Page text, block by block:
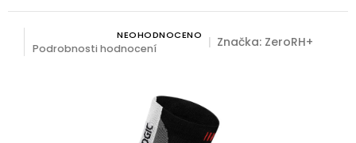
Průměrné hodnocení produktu je 0,0 z 5 hvězdiček.
NEOHODNOCENO
Podrobnosti hodnocení Značka: ZeroRH+